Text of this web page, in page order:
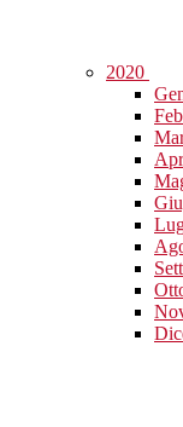
2020